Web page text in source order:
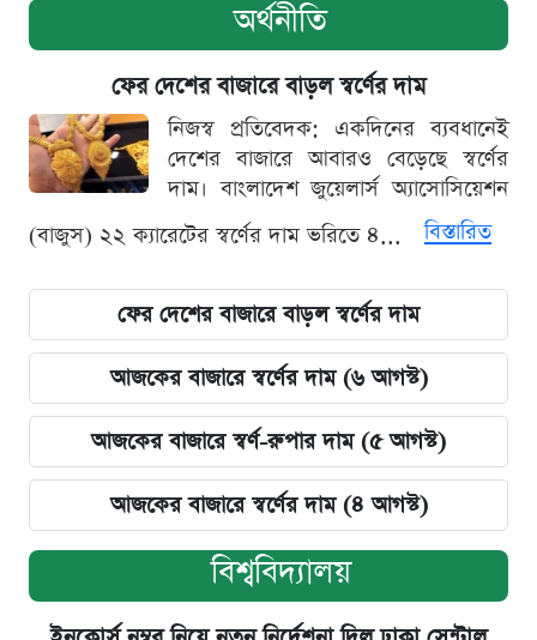
অর্থনীতি
ফের দেশের বাজারে বাড়ল স্বর্ণের দাম
নিজস্ব প্রতিবেদক: একদিনের ব্যবধানেই
দেশের বাজারে আবারও বেড়েছে স্বর্ণের
দাম। বাংলাদেশ জুয়েলার্স অ্যাসোসিয়েশন
(বাজুস) ২২ ক্যারেটের স্বর্ণের দাম ভরিতে ৪...
বিস্তারিত
ফের দেশের বাজারে বাড়ল স্বর্ণের দাম
আজকের বাজারে স্বর্ণের দাম (৬ আগস্ট)
আজকের বাজারে স্বর্ণ-রুপার দাম (৫ আগস্ট)
আজকের বাজারে স্বর্ণের দাম (৪ আগস্ট)
বিশ্ববিদ্যালয়